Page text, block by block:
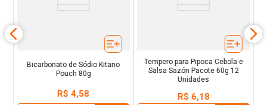
Bicarbonato de Sódio Kitano
Pouch 80g
R$ 4,58
Tempero para Pipoca Cebola e
Salsa Sazón Pacote 60g 12
Unidades
R$ 6,18